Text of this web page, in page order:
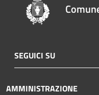
SEGUICI SU
AMMINISTRAZIONE